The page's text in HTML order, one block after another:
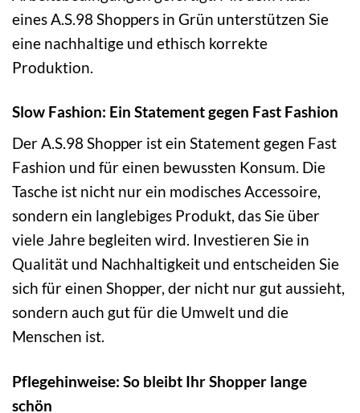
eines A.S.98 Shoppers in Grün unterstützen Sie
eine nachhaltige und ethisch korrekte
Produktion.
Slow Fashion: Ein Statement gegen Fast Fashion
Der A.S.98 Shopper ist ein Statement gegen Fast
Fashion und für einen bewussten Konsum. Die
Tasche ist nicht nur ein modisches Accessoire,
sondern ein langlebiges Produkt, das Sie über
viele Jahre begleiten wird. Investieren Sie in
Qualität und Nachhaltigkeit und entscheiden Sie
sich für einen Shopper, der nicht nur gut aussieht,
sondern auch gut für die Umwelt und die
Menschen ist.
Pflegehinweise: So bleibt Ihr Shopper lange
schön